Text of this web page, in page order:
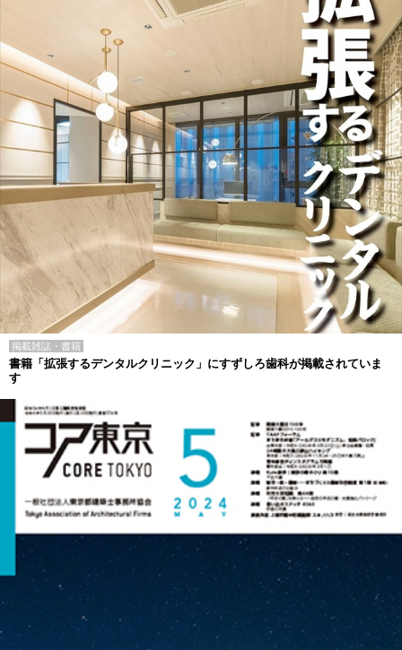
掲載雑誌・書籍
書籍「拡張するデンタルクリニック」にすずしろ歯科が掲載されていま
す